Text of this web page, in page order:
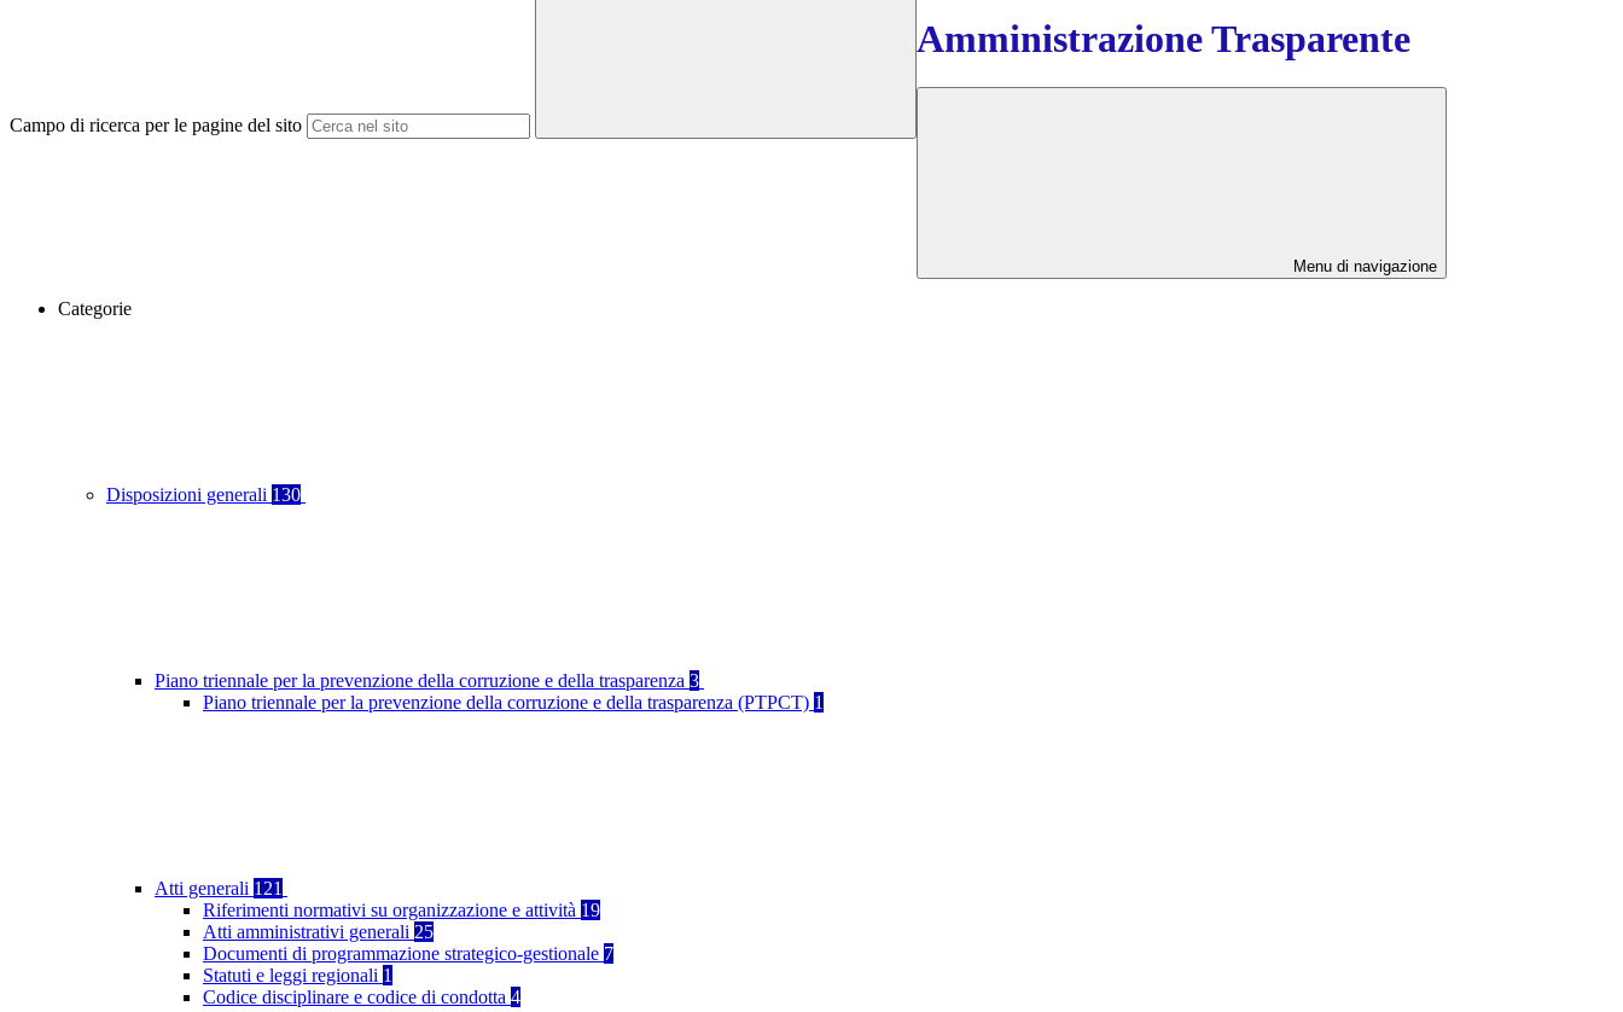
Campo di ricerca per le pagine del sito
Amministrazione Trasparente
Menu di navigazione
Categorie
Disposizioni generali 130
Piano triennale per la prevenzione della corruzione e della trasparenza 3
Piano triennale per la prevenzione della corruzione e della trasparenza (PTPCT) 1
Atti generali 121
Riferimenti normativi su organizzazione e attività 19
Atti amministrativi generali 25
Documenti di programmazione strategico-gestionale 7
Statuti e leggi regionali 1
Codice disciplinare e codice di condotta 4